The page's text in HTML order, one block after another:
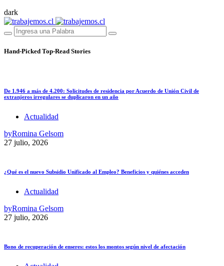
dark
Hand-Picked Top-Read Stories
De 1.946 a más de 4.200: Solicitudes de residencia por Acuerdo de Unión Civil de
extranjeros irregulares se duplicaron en un año
Actualidad
byRomina Gelsom
27 julio, 2026
¿Qué es el nuevo Subsidio Unificado al Empleo? Beneficios y quiénes acceden
Actualidad
byRomina Gelsom
27 julio, 2026
Bono de recuperación de enseres: estos los montos según nivel de afectación